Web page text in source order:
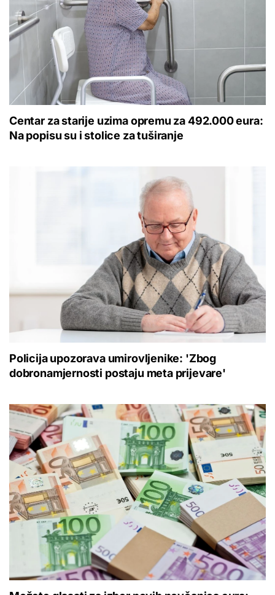
Centar za starije uzima opremu za 492.000 eura:
Na popisu su i stolice za tuširanje
Policija upozorava umirovljenike: 'Zbog
dobronamjernosti postaju meta prijevare'